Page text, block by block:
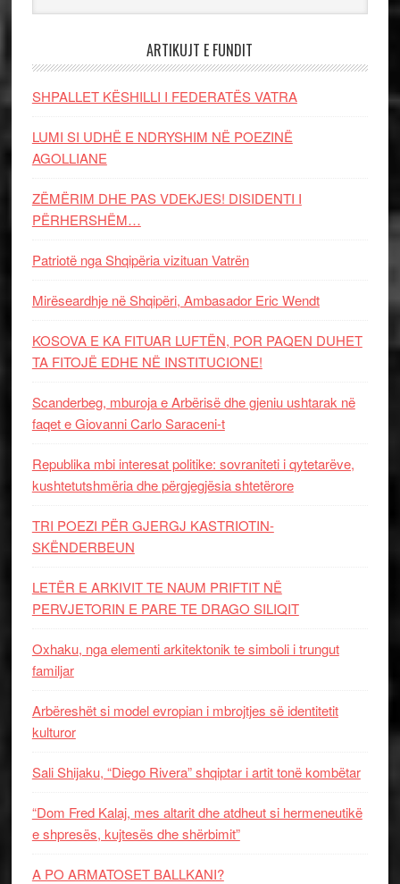
ARTIKUJT E FUNDIT
SHPALLET KËSHILLI I FEDERATËS VATRA
LUMI SI UDHË E NDRYSHIM NË POEZINË
AGOLLIANE
ZËMËRIM DHE PAS VDEKJES! DISIDENTI I
PËRHERSHËM…
Patriotë nga Shqipëria vizituan Vatrën
Mirëseardhje në Shqipëri, Ambasador Eric Wendt
KOSOVA E KA FITUAR LUFTËN, POR PAQEN DUHET
TA FITOJË EDHE NË INSTITUCIONE!
Scanderbeg, mburoja e Arbërisë dhe gjeniu ushtarak në
faqet e Giovanni Carlo Saraceni-t
Republika mbi interesat politike: sovraniteti i qytetarëve,
kushtetutshmëria dhe përgjegjësia shtetërore
TRI POEZI PËR GJERGJ KASTRIOTIN-
SKËNDERBEUN
LETËR E ARKIVIT TE NAUM PRIFTIT NË
PERVJETORIN E PARE TE DRAGO SILIQIT
Oxhaku, nga elementi arkitektonik te simboli i trungut
familjar
Arbëreshët si model evropian i mbrojtjes së identitetit
kulturor
Sali Shijaku, “Diego Rivera” shqiptar i artit tonë kombëtar
“Dom Fred Kalaj, mes altarit dhe atdheut si hermeneutikë
e shpresës, kujtesës dhe shërbimit”
A PO ARMATOSET BALLKANI?